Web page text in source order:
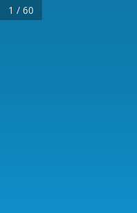
1 / 60